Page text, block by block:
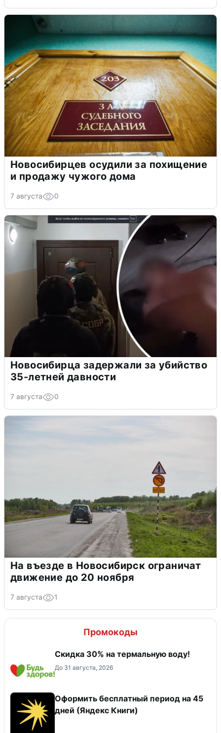
Новосибирцев осудили за похищение
и продажу чужого дома
7 августа 0
Новосибирца задержали за убийство
35-летней давности
7 августа 0
На въезде в Новосибирск ограничат
движение до 20 ноября
7 августа 1
Промокоды
Скидка 30% на термальную воду!
До 31 августа, 2026
Оформить бесплатный период на 45
дней (Яндекс Книги)